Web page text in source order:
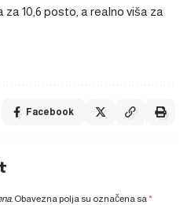
za 10,6 posto, a realno viša za
Facebook
Obavezna polja su označena sa*